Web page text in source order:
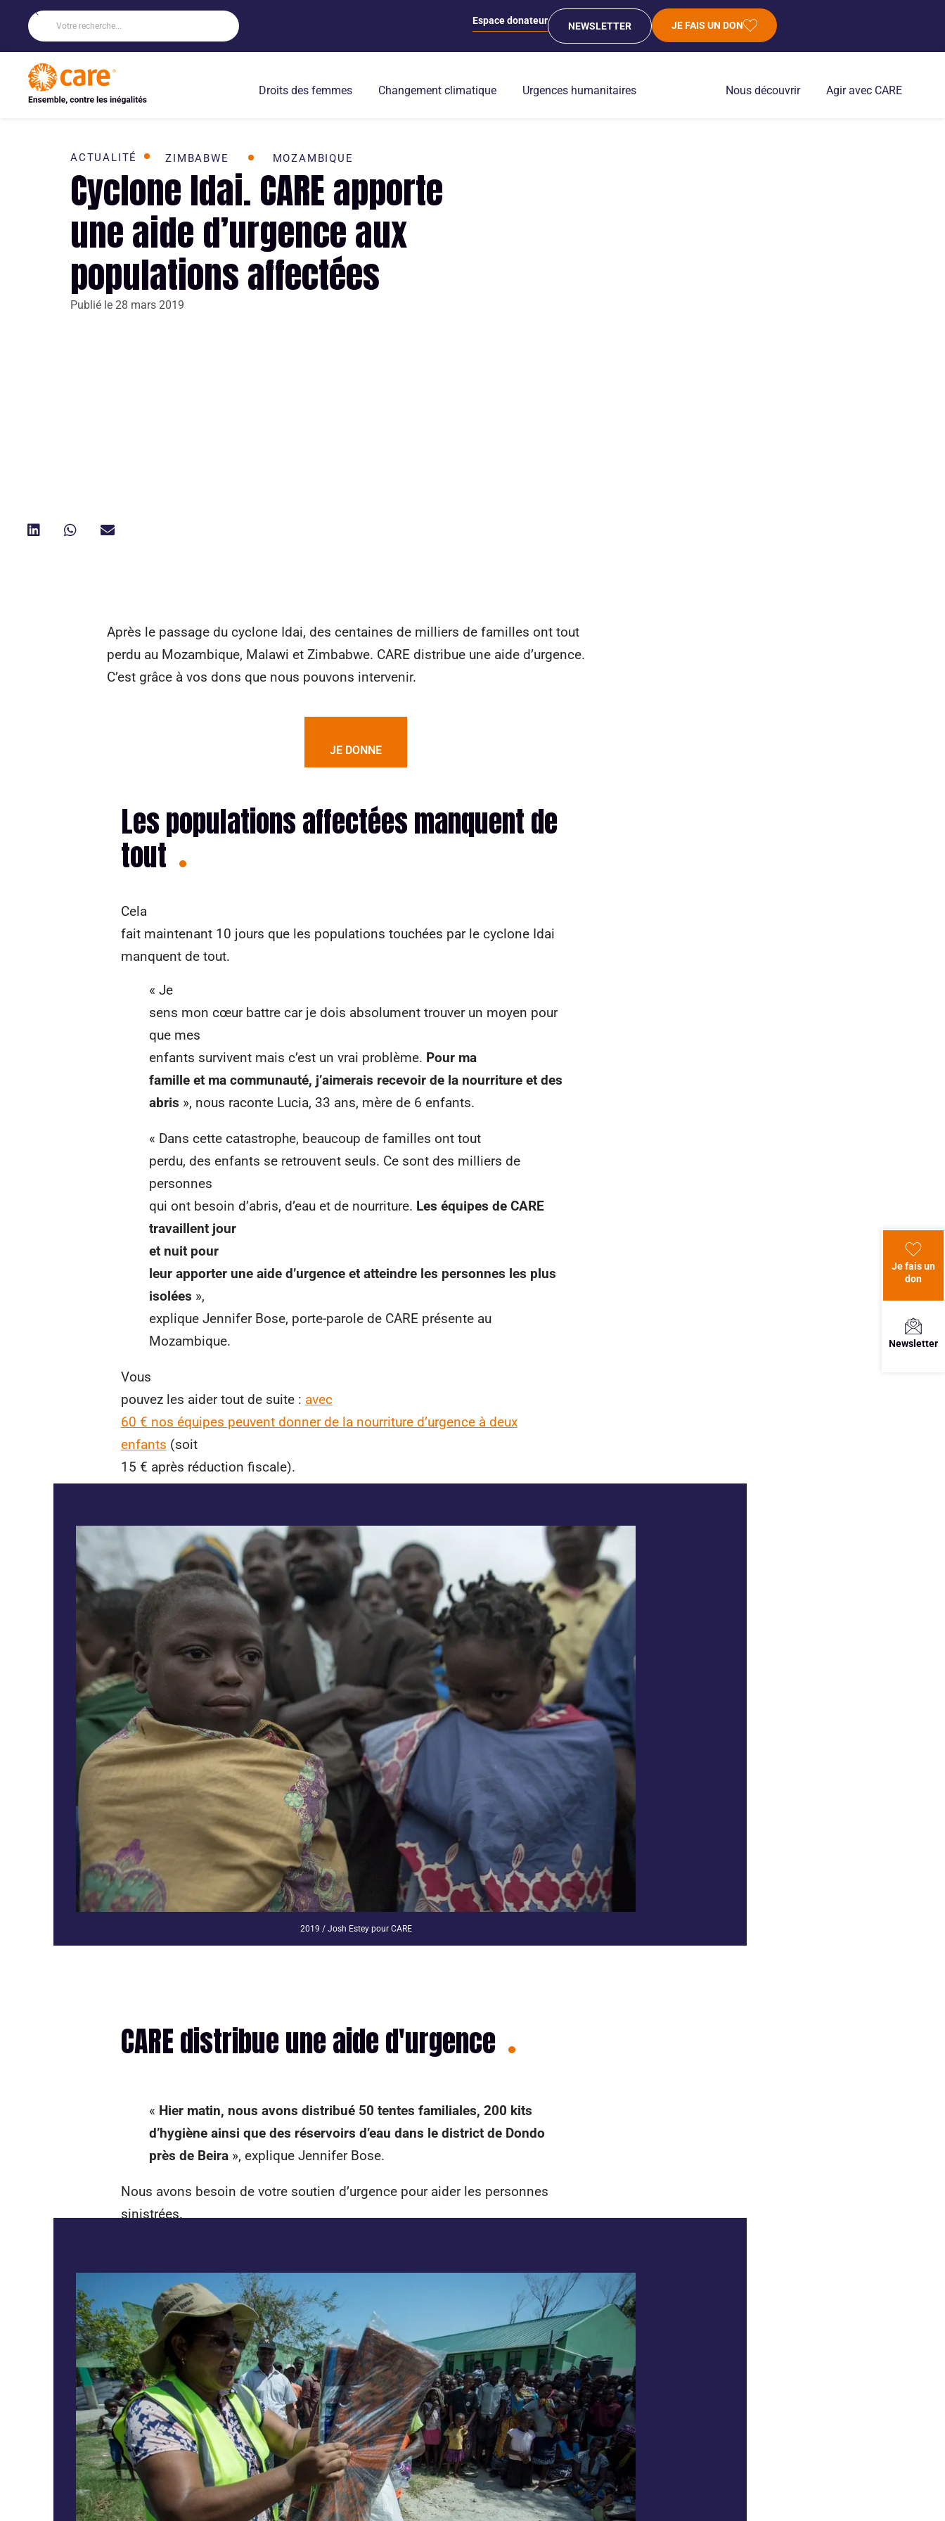
Espace donateur NEWSLETTER JE FAIS UN DON
Droits des femmes Changement climatique Urgences humanitaires Nous découvrir Agir avec CARE
Je fais un
don
Newsletter
ACTUALITÉ ZIMBABWE MOZAMBIQUE
Cyclone Idai. CARE apporte
une aide d’urgence aux
populations affectées
Publié le 28 mars 2019
Après le passage du cyclone Idai, des centaines de milliers de familles ont tout
perdu au Mozambique, Malawi et Zimbabwe. CARE distribue une aide d’urgence.
C’est grâce à vos dons que nous pouvons intervenir.
JE DONNE
Les populations affectées manquent de
tout
Cela
fait maintenant 10 jours que les populations touchées par le cyclone Idai
manquent de tout.
« Je
sens mon cœur battre car je dois absolument trouver un moyen pour
que mes
enfants survivent mais c’est un vrai problème. Pour ma
famille et ma communauté, j’aimerais recevoir de la nourriture et des
abris », nous raconte Lucia, 33 ans, mère de 6 enfants.
« Dans cette catastrophe, beaucoup de familles ont tout
perdu, des enfants se retrouvent seuls. Ce sont des milliers de
personnes
qui ont besoin d’abris, d’eau et de nourriture. Les équipes de CARE
travaillent jour
et nuit pour
leur apporter une aide d’urgence et atteindre les personnes les plus
isolées »,
explique Jennifer Bose, porte-parole de CARE présente au
Mozambique.
Vous
pouvez les aider tout de suite : avec
60 € nos équipes peuvent donner de la nourriture d’urgence à deux
enfants (soit
15 € après réduction fiscale).
2019 / Josh Estey pour CARE
CARE distribue une aide d'urgence
« Hier matin, nous avons distribué 50 tentes familiales, 200 kits
d’hygiène ainsi que des réservoirs d’eau dans le district de Dondo
près de Beira», explique Jennifer Bose.
Nous avons besoin de votre soutien d’urgence pour aider les personnes
sinistrées.